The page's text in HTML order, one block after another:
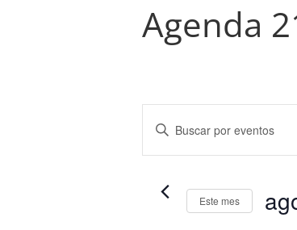
Agenda
Navegación
de
búsqueda
vistas
Introduce
clave.
Este mes